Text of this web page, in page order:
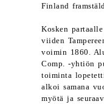
Finland
Kosken
viiden
voimin 1860.
Comp. -yhtiön
toiminta
alkoi samana
myötä ja